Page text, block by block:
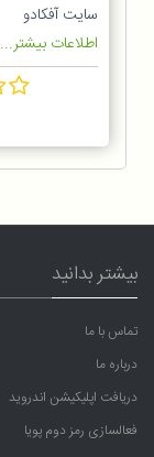
سایت آفکادو
اطلاعات بیشتر...
بیشتر بدانید
تماس با ما
درباره ما
دریافت اپلیکیشن اندروید
فعالسازی رمز دوم پویا